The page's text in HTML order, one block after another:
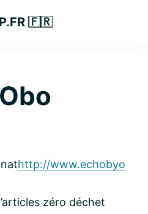
🇫🇷
http://www.echobyo
zéro déchet